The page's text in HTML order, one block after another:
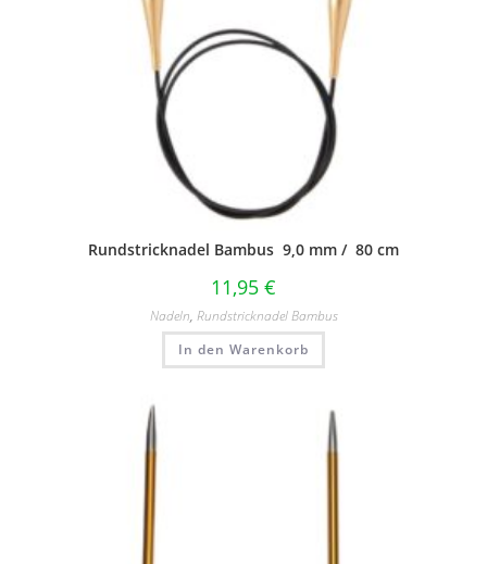
Rundstricknadel Bambus 9,0 mm / 80 cm
11,95 €
Nadeln, Rundstricknadel Bambus
In den Warenkorb